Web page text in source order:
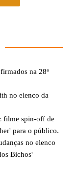
na 28ª
no elenco da
filme spin-off de
para o público.
no elenco
Bichos'